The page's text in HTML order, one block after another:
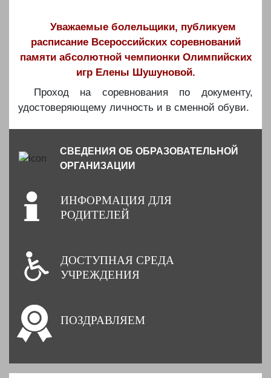
СВЕДЕНИЯ ОБ ОБРАЗОВАТЕЛЬНОЙ
ОРГАНИЗАЦИИ
ИНФОРМАЦИЯ ДЛЯ
РОДИТЕЛЕЙ
ДОСТУПНАЯ СРЕДА
УЧРЕЖДЕНИЯ
ПОЗДРАВЛЯЕМ
Уважаемые болельщики, публикуем
расписание Всероссийских соревнований
памяти абсолютной чемпионки Олимпийских
игр Елены Шушуновой.
Проход на соревнования по документу,
удостоверяющему личность и в сменной обуви.